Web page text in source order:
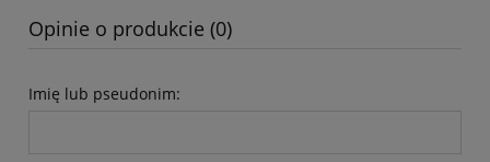
Opinie o produkcie (0)
Imię lub pseudonim: